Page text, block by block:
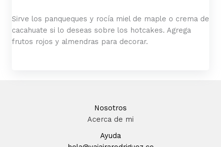
Sirve los panqueques y rocía miel de maple o crema de
cacahuate si lo deseas sobre los hotcakes. Agrega
frutos rojos y almendras para decorar.
Nosotros
Acerca de mi
Ayuda